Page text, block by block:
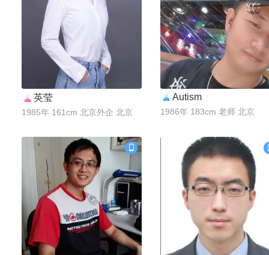
英莹
1985年 161cm 北京外企 北京
Autism
1986年 183cm 老师 北京